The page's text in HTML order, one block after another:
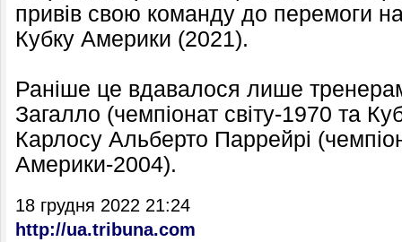
привів свою команду до перемоги на
Кубку Америки (2021).
Раніше це вдавалося лише тренерам
Загалло (чемпіонат світу-1970 та
Карлосу Альберто Паррейрі
Америки-2004).
18 грудня 2022 21:24
http://ua.tribuna.com